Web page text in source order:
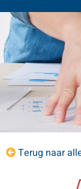
Terug naar